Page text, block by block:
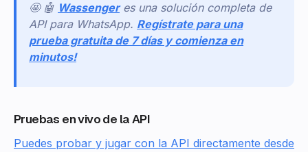
🤩 🤖 Wassenger es una solución completa de
API para WhatsApp. Regístrate para una
prueba gratuita de 7 días y comienza en
minutos!
Pruebas en vivo de la API
Puedes probar y jugar con la API directamente desde